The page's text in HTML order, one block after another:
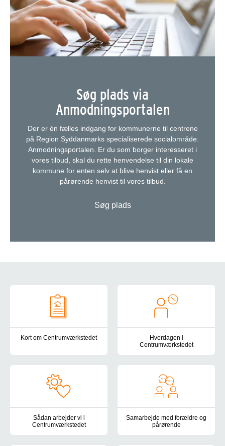
Søg plads via
Anmodningsportalen
Der er én fælles indgang for kommunerne til centrene
på Region Syddanmarks specialiserede socialområde:
Anmodningsportalen. Er du som borger interesseret i
vores tilbud, skal du rette henvendelse til din lokale
kommune for enten selv at blive henvist eller få en
pårørende henvist til vores tilbud.
Søg plads
Kort om Centrumværkstedet
Hverdagen i
Centrumværkstedet
Sådan arbejder vi i
Centrumværkstedet
Samarbejde med forældre og
pårørende